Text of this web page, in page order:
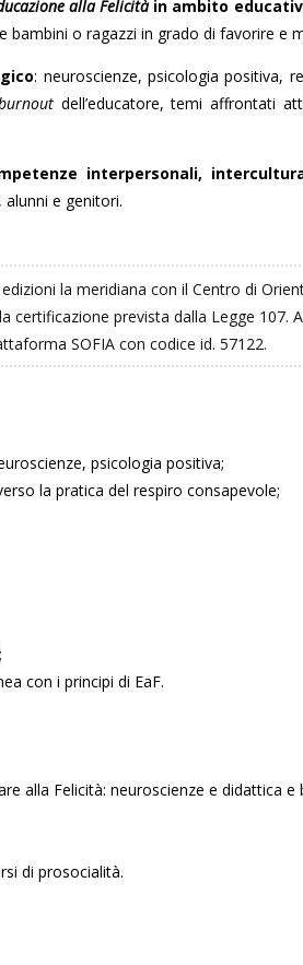
alla Felicitàin ambito
o ragazzi in grado di favorire e
: neuroscienze, psicologia positiva,
dell’educatore, temi affrontati
interpersonali,
e genitori.
la meridiana con il Centro di
prevista dalla Legge 107.
SOFIA con codice id. 57122.
psicologia positiva;
la pratica del respiro consapevole;
con i principi di EaF.
alla Felicità: neuroscienze e didattica
di prosocialità.